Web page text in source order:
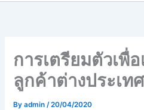
การเตรียมตัวเพื่
ลูกค้าต่างประเท
Byadmin/20/04/2020